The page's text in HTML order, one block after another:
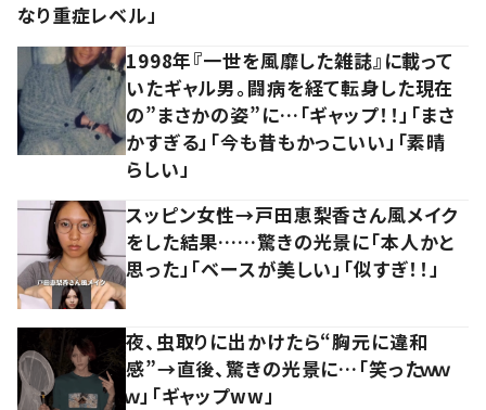
なり重症レベル」
1998年『一世を風靡した雑誌』に載って
いたギャル男。闘病を経て転身した現在
の”まさかの姿”に…「ギャップ！！」「まさ
かすぎる」「今も昔もかっこいい」「素晴
らしい」
スッピン女性→戸田恵梨香さん風メイク
をした結果……驚きの光景に「本人かと
思った」「ベースが美しい」「似すぎ！！」
夜、虫取りに出かけたら“胸元に違和
感”→直後、驚きの光景に…「笑ったｗｗ
ｗ」「ギャップww」